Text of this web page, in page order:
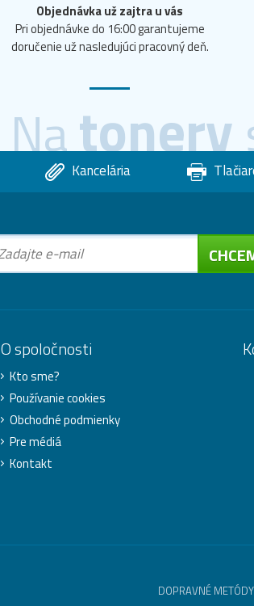
Objednávka už zajtra u vás
Pri objednávke do 16:00 garantujeme
doručenie už nasledujúci pracovný deň.
Natonery
Kancelária
O spoločnosti
Kto sme?
Používanie cookies
Obchodné podmienky
Pre médiá
Kontakt
DOPRAVNÉ METÓDY